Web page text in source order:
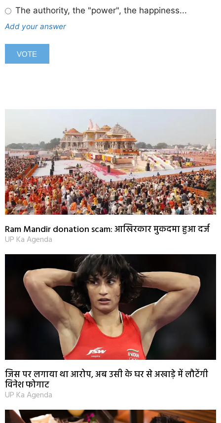
The authority, the "power", the happiness...
Add your answer
Ram Mandir donation scam: आखिरकार मुकदमा हुआ दर्ज
UP Ka Agenda
जिस पर लगाया था आरोप, अब उसी के घर से अखाड़े में लौटेंगी
विनेश फोगाट
UP Ka Agenda